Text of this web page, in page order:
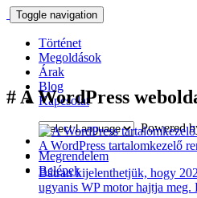
Toggle navigation
Történet
Megoldások
Árak
Blog
Kapcsolat
Powered
Megrendelem
Belépek
# A WordPress
A WordPress tartalomkezelő
Bátran kijelenthetjük, hogy
ugyanis WP motor hajtja